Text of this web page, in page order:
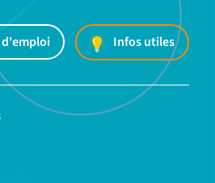
Infos utiles